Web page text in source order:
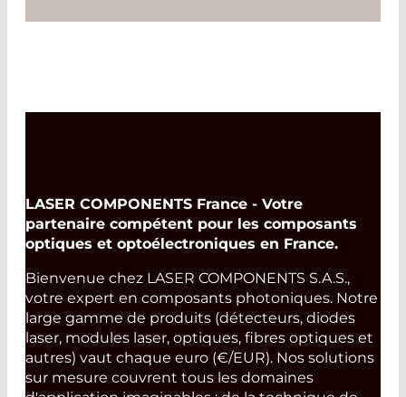
Read More
LASER COMPONENTS France - Votre
partenaire compétent pour les composants
optiques et optoélectroniques en France.
Bienvenue chez LASER COMPONENTS S.A.S.,
votre expert en composants photoniques. Notre
large gamme de produits (détecteurs, diodes
laser, modules laser, optiques, fibres optiques et
autres) vaut chaque euro (€/EUR). Nos solutions
sur mesure couvrent tous les domaines